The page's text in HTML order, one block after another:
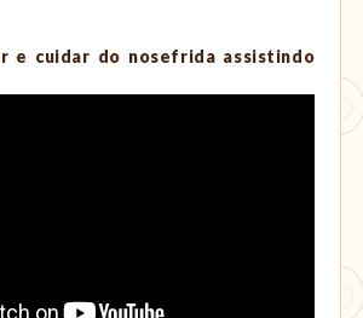
e cuidar do nosefrida assistindo